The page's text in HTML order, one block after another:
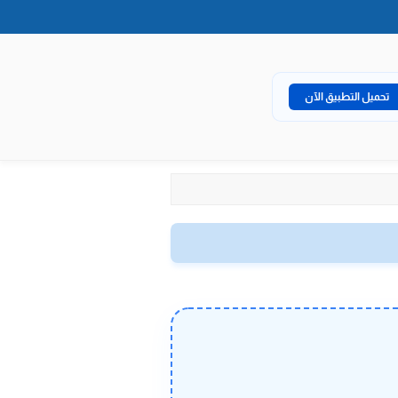
تحميل التطبيق الآن